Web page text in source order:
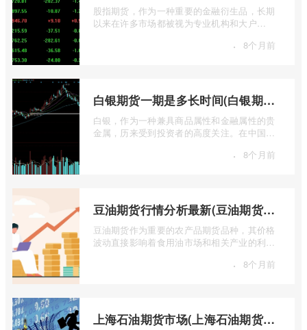
股指期货，作为一种重要的金融衍生品，长期
以来在许多市场都被视为专业机构和大户
· 8个月前
白银期货一期是多长时间(白银期货涨幅一天最高多少)
白银，作为一种兼具商品属性和金融属性的贵
金属，历来受到投资者的高度关注。在中国市
· 8个月前
豆油期货行情分析最新(豆油期货行情实时行情)
豆油期货作为重要的农产品期货品种，其价格
波动直接影响着食用油市场和相关产业的利
· 8个月前
上海石油期货市场(上海石油期货市场行情)